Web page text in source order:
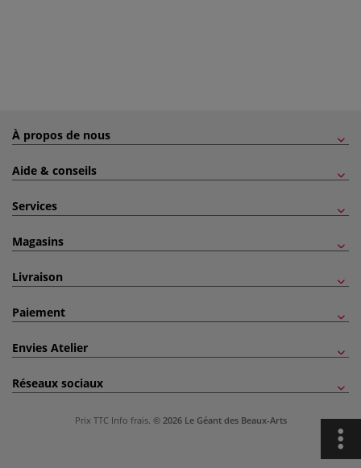
À propos de nous
Aide & conseils
Services
Magasins
Livraison
Paiement
Envies Atelier
Réseaux sociaux
Prix TTC Info frais. © 2026 Le Géant des Beaux-Arts